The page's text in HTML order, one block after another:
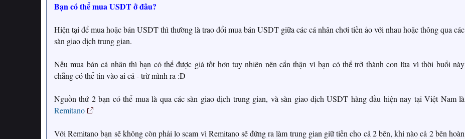
Bạn có thể mua USDT ở đâu?
Hiện tại để mua hoặc bán USDT thì thường là trao đổi mua bán USDT giữa các cá nhân chơi tiền ảo với nhau hoặc thông qua các
sàn giao dịch trung gian.
Nếu mua bán cá nhân thì bạn có thể được giá tốt hơn tuy nhiên nên cẩn thận vì bạn có thể trở thành con lừa vì thời buổi này
chẳng có thể tin vào ai cả - trừ mình ra :D
Nguồn thứ 2 bạn có thể mua là qua các sàn giao dịch trung gian, và sàn giao dịch USDT hàng đầu hiện nay tại Việt Nam là
Remitano
Với Remitano bạn sẽ không còn phải lo scam vì Remitano sẽ đứng ra làm trung gian giữ tiền cho cả 2 bên, khi nào cả 2 bên hoàn